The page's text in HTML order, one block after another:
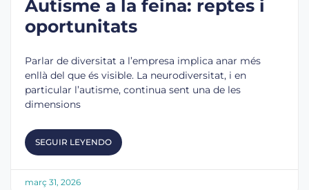
Autisme a la feina: reptes i
oportunitats
Parlar de diversitat a l’empresa implica anar més
enllà del que és visible. La neurodiversitat, i en
particular l’autisme, continua sent una de les
dimensions
SEGUIR LEYENDO
març 31, 2026